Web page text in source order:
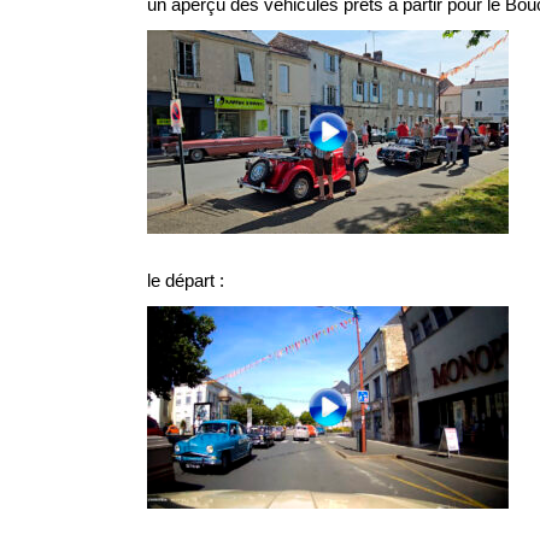
un aperçu des véhicules prêts à partir pour le
le départ :